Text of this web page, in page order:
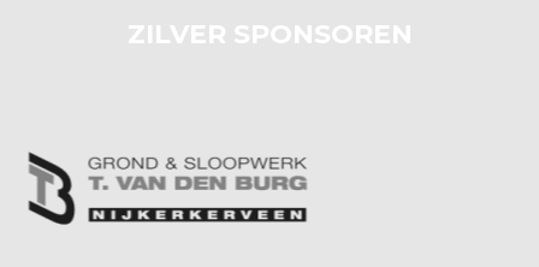
ZILVER SPONSOREN